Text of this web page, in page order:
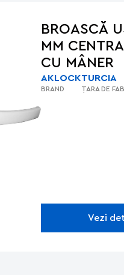
BROASCĂ
MM
CU MÂNER
AKLOCK
BRAND
TURCIA
ȚARA DE
Vezi